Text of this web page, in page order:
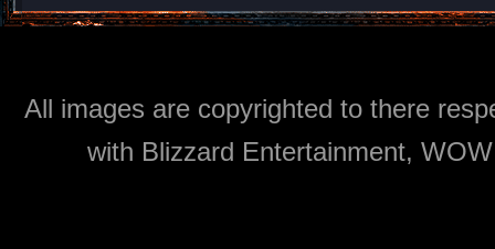
All images are copyrighted to there
with Blizzard Entertainment,